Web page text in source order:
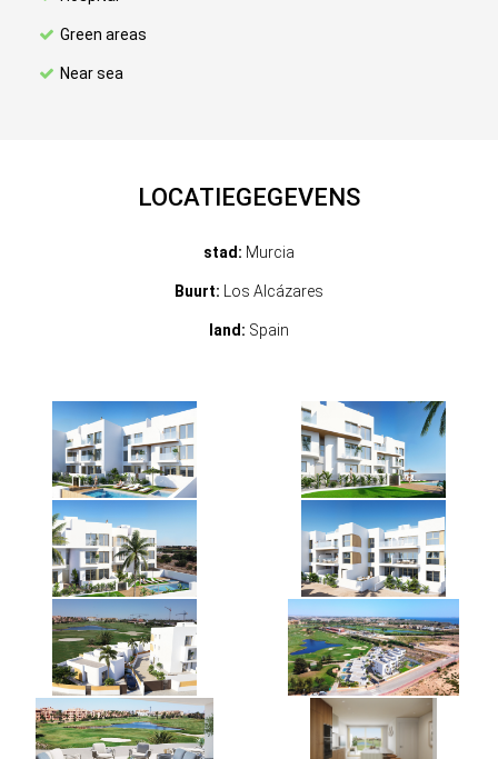
Green areas
Near sea
LOCATIEGEGEVENS
stad: Murcia
Buurt: Los Alcázares
land: Spain